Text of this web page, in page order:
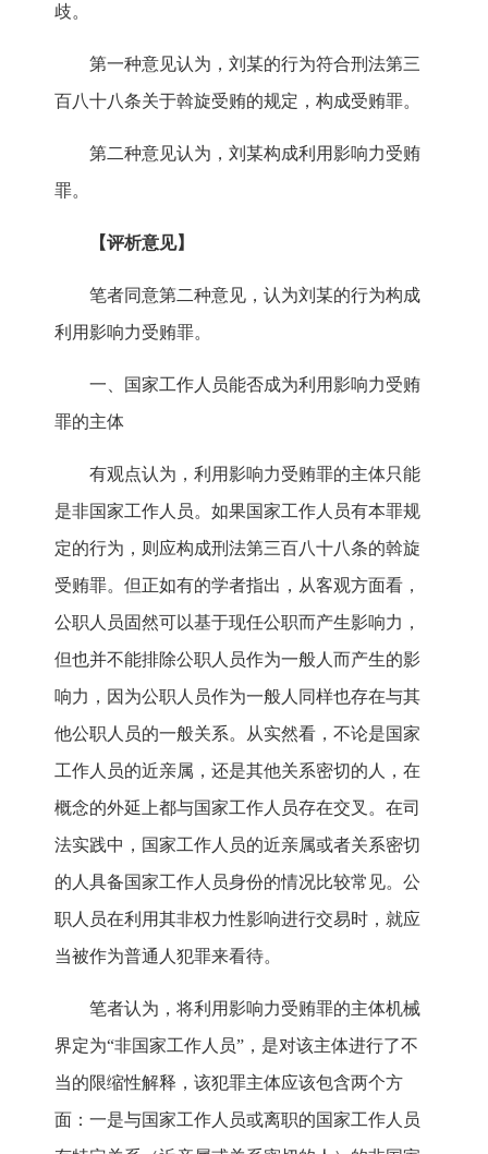
歧。
第一种意见认为，刘某的行为符合刑法第三
百八十八条关于斡旋受贿的规定，构成受贿罪。
第二种意见认为，刘某构成利用影响力受贿
罪。
【评析意见】
笔者同意第二种意见，认为刘某的行为构成
利用影响力受贿罪。
一、国家工作人员能否成为利用影响力受贿
罪的主体
有观点认为，利用影响力受贿罪的主体只能
是非国家工作人员。如果国家工作人员有本罪规
定的行为，则应构成刑法第三百八十八条的斡旋
受贿罪。但正如有的学者指出，从客观方面看，
公职人员固然可以基于现任公职而产生影响力，
但也并不能排除公职人员作为一般人而产生的影
响力，因为公职人员作为一般人同样也存在与其
他公职人员的一般关系。从实然看，不论是国家
工作人员的近亲属，还是其他关系密切的人，在
概念的外延上都与国家工作人员存在交叉。在司
法实践中，国家工作人员的近亲属或者关系密切
的人具备国家工作人员身份的情况比较常见。公
职人员在利用其非权力性影响进行交易时，就应
当被作为普通人犯罪来看待。
笔者认为，将利用影响力受贿罪的主体机械
界定为“非国家工作人员”，是对该主体进行了不
当的限缩性解释，该犯罪主体应该包含两个方
面：一是与国家工作人员或离职的国家工作人员